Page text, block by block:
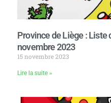
Province de Liège : Liste
novembre 2023
15 novembre 2023
Lire la suite »